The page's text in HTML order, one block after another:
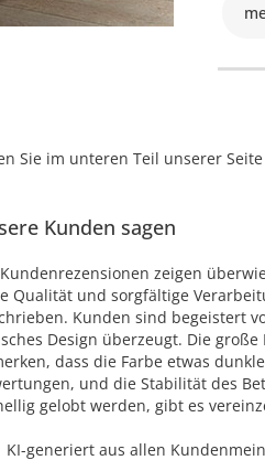
Sie im unteren Teil unserer
Kunden sagen
zeigen
Qualität und sorgfältige
Kunden sind begeistert
Design überzeugt. Die
dass die Farbe etwas
und die Stabilität des
gelobt werden, gibt es
KI-generiert aus allen